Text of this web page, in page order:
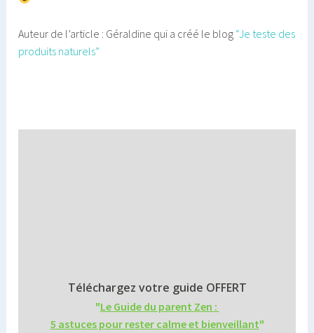
Auteur de l’article : Géraldine qui a créé le blog “Je teste des
produits naturels”
Téléchargez votre guide OFFERT
"Le Guide du parent Zen :
5 astuces pour rester calme et bienveillant"